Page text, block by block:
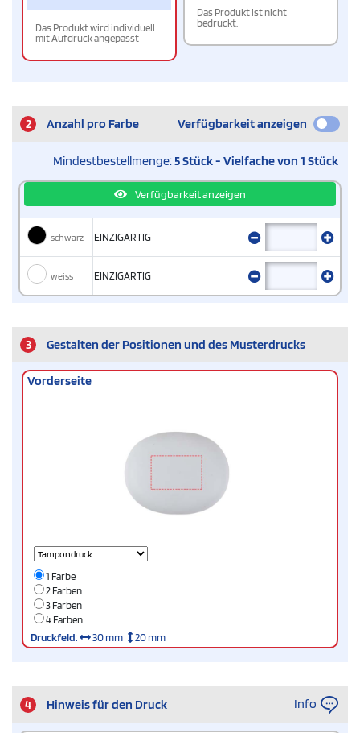
Das Produkt wird individuell
mit Aufdruck angepasst
Das Produkt ist nicht
bedruckt.
2 Anzahl pro Farbe Verfügbarkeit anzeigen
Mindestbestellmenge:5 Stück - Vielfache von 1 Stück
Verfügbarkeit anzeigen
schwarz EINZIGARTIG
weiss EINZIGARTIG
3 Gestalten der Positionen und des Musterdrucks
Vorderseite
1 Farbe
2 Farben
3 Farben
4 Farben
Druckfeld: 30 mm 20 mm
4 Hinweis für den Druck Info